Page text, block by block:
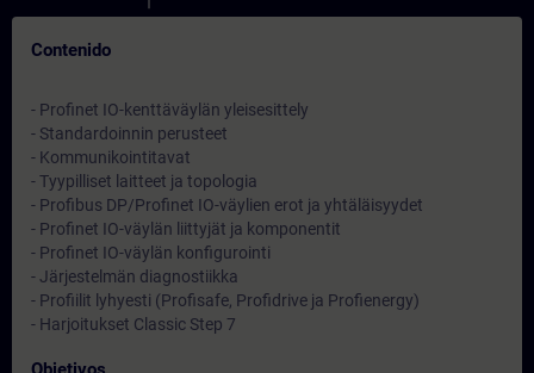
Contenido
- Profinet IO-kenttäväylän yleisesittely
- Standardoinnin perusteet
- Kommunikointitavat
- Tyypilliset laitteet ja topologia
- Profibus DP/Profinet IO-väylien erot ja yhtäläisyydet
- Profinet IO-väylän liittyjät ja komponentit
- Profinet IO-väylän konfigurointi
- Järjestelmän diagnostiikka
- Profiilit lyhyesti (Profisafe, Profidrive ja Profienergy)
- Harjoitukset Classic Step 7